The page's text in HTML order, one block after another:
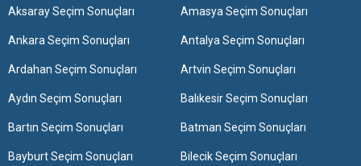
Aksaray Seçim Sonuçları Amasya Seçim Sonuçları
Ankara Seçim Sonuçları Antalya Seçim Sonuçları
Ardahan Seçim Sonuçları Artvin Seçim Sonuçları
Aydın Seçim Sonuçları Balıkesir Seçim Sonuçları
Bartın Seçim Sonuçları Batman Seçim Sonuçları
Bayburt Seçim Sonuçları Bilecik Seçim Sonuçları